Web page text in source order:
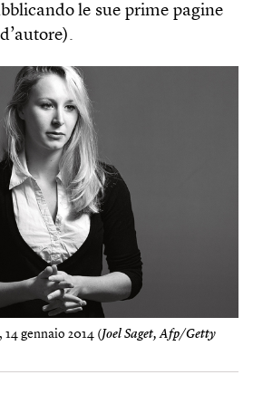
le sue prime pagine
gennaio 2014 (Joel Saget, Afp/Getty